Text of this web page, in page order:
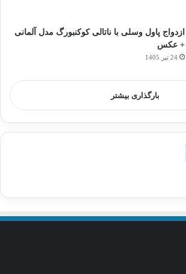
ازدواج پاول وسلی با ناتالی کوکنبورگ مدل آلمانی
+ عکس
24 تیر 1405
بارگذاری بیشتر